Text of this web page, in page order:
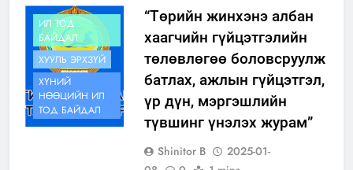
ИЛ ТОД
БАЙДАЛ
ХУУЛЬ ЭРХЗҮЙ
ХҮНИЙ
НӨӨЦИЙН ИЛ
ТОД БАЙДАЛ
“Төрийн жинхэнэ албан
хаагчийн гүйцэтгэлийн
төлөвлөгөө боловсруулж
батлах, ажлын гүйцэтгэл,
үр дүн, мэргэшлийн
түвшинг үнэлэх журам”
Shinitor B
2025-01-